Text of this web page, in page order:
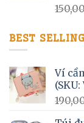
BEST SELLING
Ví